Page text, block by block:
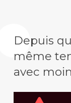
Depuis
même
avec